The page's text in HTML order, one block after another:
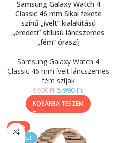
Samsung Galaxy Watch 4
Classic 46 mm Sikai fekete
színű „ívelt” kialakítású
„eredeti” stílusú láncszemes
„fém” óraszíj
Samsung Galaxy Watch 4
Classic 46 mm ívelt láncszemes
fém szíjak
9.990Ft 5.990 Ft
KOSÁRBA TESZEM
-20%
KIEMELT